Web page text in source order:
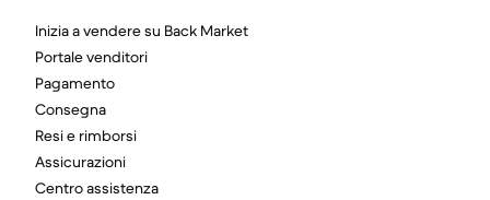
Inizia a vendere su Back Market
Portale venditori
Pagamento
Consegna
Resi e rimborsi
Assicurazioni
Centro assistenza